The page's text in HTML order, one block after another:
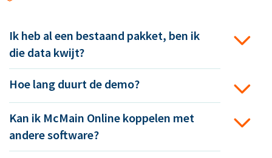
Ik heb al een bestaand pakket, ben ik
die data kwijt?
Hoe lang duurt de demo?
Kan ik McMain Online koppelen met
andere software?